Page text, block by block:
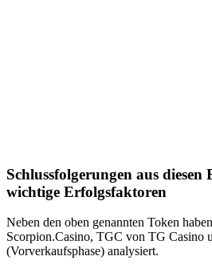
Schlussfolgerungen aus diesen
wichtige Erfolgsfaktoren
Neben den oben genannten Token
Scorpion.Casino, TGC von TG Casino
(Vorverkaufsphase) analysiert.